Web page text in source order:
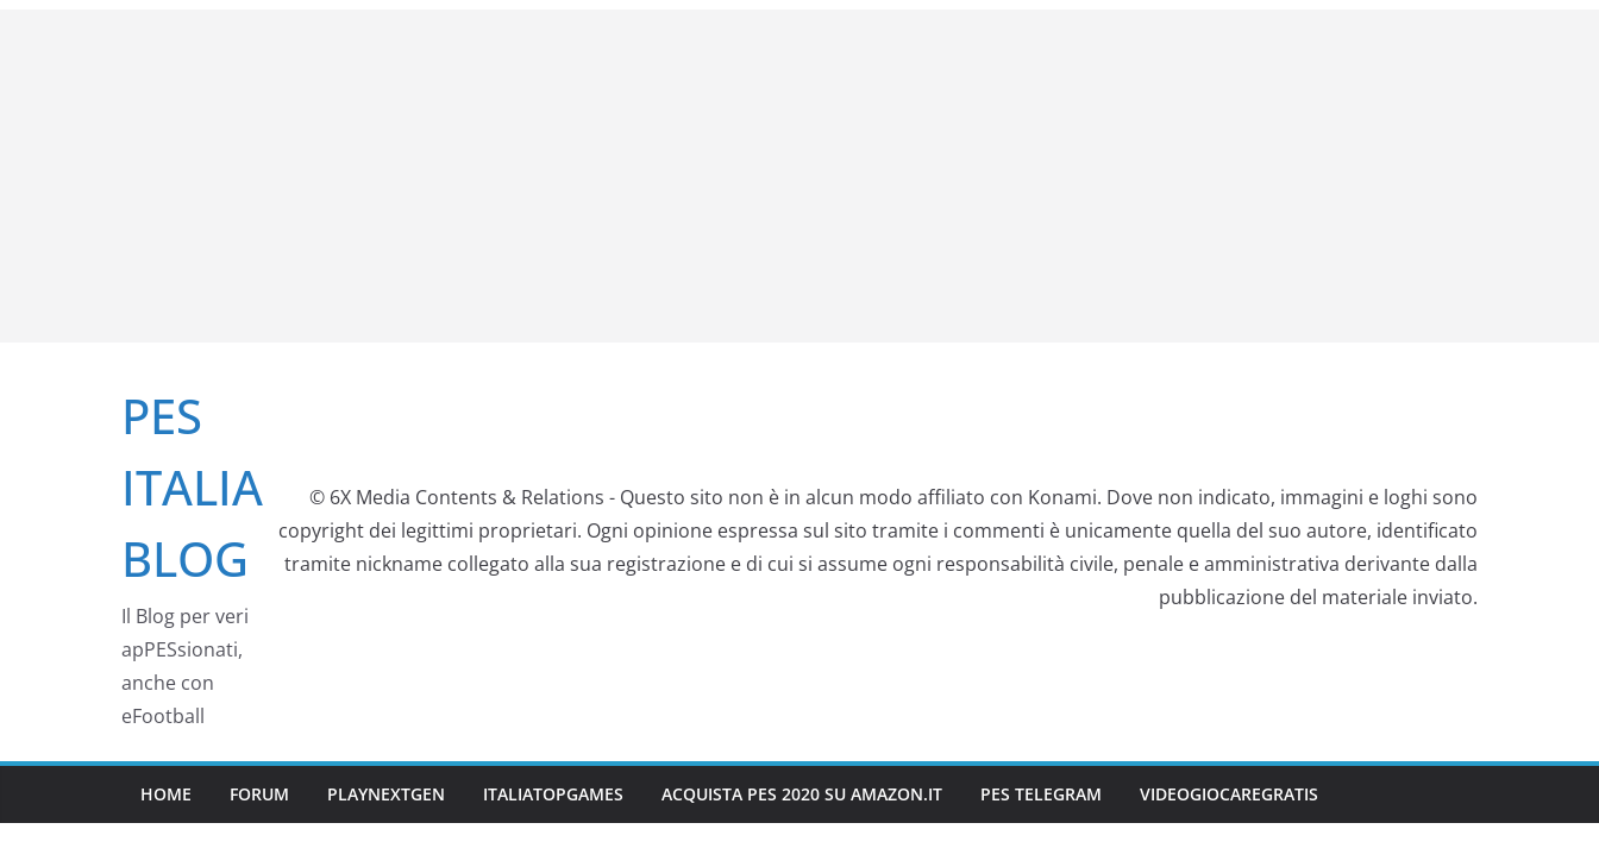
PES
ITALIA
BLOG
Il Blog per veri
apPESsionati,
anche con
eFootball
© 6X Media Contents & Relations - Questo sito non è in alcun modo affiliato con Konami. Dove non indicato, immagini e loghi sono
copyright dei legittimi proprietari. Ogni opinione espressa sul sito tramite i commenti è unicamente quella del suo autore, identificato
tramite nickname collegato alla sua registrazione e di cui si assume ogni responsabilità civile, penale e amministrativa derivante dalla
pubblicazione del materiale inviato.
HOME FORUM PLAYNEXTGEN ITALIATOPGAMES ACQUISTA PES 2020 SU AMAZON.IT PES TELEGRAM VIDEOGIOCAREGRATIS